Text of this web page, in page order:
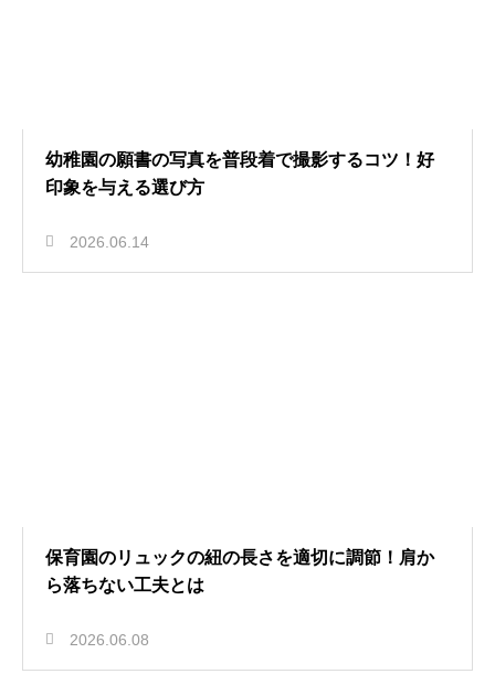
幼稚園の願書の写真を普段着で撮影するコツ！好
印象を与える選び方
2026.06.14
保育園のリュックの紐の長さを適切に調節！肩か
ら落ちない工夫とは
2026.06.08